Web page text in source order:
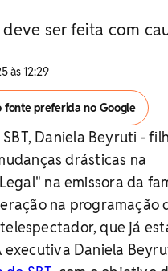
ser feita com
às 12:29
fonte preferida no Google
Daniela Beyruti -
drásticas na
na emissora da
na programação
que já
Daniela